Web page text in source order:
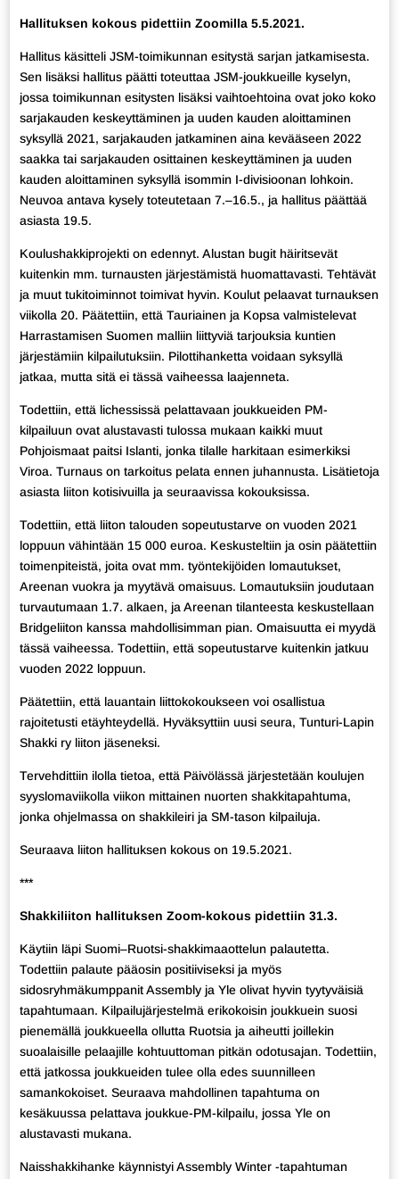
Hallituksen kokous pidettiin Zoomilla 5.5.2021.
Hallitus käsitteli JSM-toimikunnan esitystä sarjan jatkamisesta.
Sen lisäksi hallitus päätti toteuttaa JSM-joukkueille kyselyn,
jossa toimikunnan esitysten lisäksi vaihtoehtoina ovat joko koko
sarjakauden keskeyttäminen ja uuden kauden aloittaminen
syksyllä 2021, sarjakauden jatkaminen aina kevääseen 2022
saakka tai sarjakauden osittainen keskeyttäminen ja uuden
kauden aloittaminen syksyllä isommin I-divisioonan lohkoin.
Neuvoa antava kysely toteutetaan 7.–16.5., ja hallitus päättää
asiasta 19.5.
Koulushakkiprojekti on edennyt. Alustan bugit häiritsevät
kuitenkin mm. turnausten järjestämistä huomattavasti. Tehtävät
ja muut tukitoiminnot toimivat hyvin. Koulut pelaavat turnauksen
viikolla 20. Päätettiin, että Tauriainen ja Kopsa valmistelevat
Harrastamisen Suomen malliin liittyviä tarjouksia kuntien
järjestämiin kilpailutuksiin. Pilottihanketta voidaan syksyllä
jatkaa, mutta sitä ei tässä vaiheessa laajenneta.
Todettiin, että lichessissä pelattavaan joukkueiden PM-
kilpailuun ovat alustavasti tulossa mukaan kaikki muut
Pohjoismaat paitsi Islanti, jonka tilalle harkitaan esimerkiksi
Viroa. Turnaus on tarkoitus pelata ennen juhannusta. Lisätietoja
asiasta liiton kotisivuilla ja seuraavissa kokouksissa.
Todettiin, että liiton talouden sopeutustarve on vuoden 2021
loppuun vähintään 15 000 euroa. Keskusteltiin ja osin päätettiin
toimenpiteistä, joita ovat mm. työntekijöiden lomautukset,
Areenan vuokra ja myytävä omaisuus. Lomautuksiin joudutaan
turvautumaan 1.7. alkaen, ja Areenan tilanteesta keskustellaan
Bridgeliiton kanssa mahdollisimman pian. Omaisuutta ei myydä
tässä vaiheessa. Todettiin, että sopeutustarve kuitenkin jatkuu
vuoden 2022 loppuun.
Päätettiin, että lauantain liittokokoukseen voi osallistua
rajoitetusti etäyhteydellä. Hyväksyttiin uusi seura, Tunturi-Lapin
Shakki ry liiton jäseneksi.
Tervehdittiin ilolla tietoa, että Päivölässä järjestetään koulujen
syyslomaviikolla viikon mittainen nuorten shakkitapahtuma,
jonka ohjelmassa on shakkileiri ja SM-tason kilpailuja.
Seuraava liiton hallituksen kokous on 19.5.2021.
***
Shakkiliiton hallituksen Zoom-kokous pidettiin 31.3.
Käytiin läpi Suomi–Ruotsi-shakkimaaottelun palautetta.
Todettiin palaute pääosin positiiviseksi ja myös
sidosryhmäkumppanit Assembly ja Yle olivat hyvin tyytyväisiä
tapahtumaan. Kilpailujärjestelmä erikokoisin joukkuein suosi
pienemällä joukkueella ollutta Ruotsia ja aiheutti joillekin
suoalaisille pelaajille kohtuuttoman pitkän odotusajan. Todettiin,
että jatkossa joukkueiden tulee olla edes suunnilleen
samankokoiset. Seuraava mahdollinen tapahtuma on
kesäkuussa pelattava joukkue-PM-kilpailu, jossa Yle on
alustavasti mukana.
Naisshakkihanke käynnistyi Assembly Winter -tapahtuman